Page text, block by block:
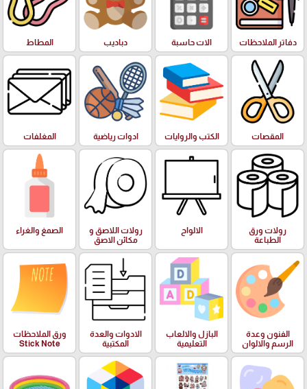
دفاتر الملاحظات الات حاسبة دباديب المطاط
المقصات الكتب والروايات ادوات رياضية المغلفات
رولات ورق
الطباعة
الالواح
رولات اللاصق و
مكائن الاصق
الصمغ والغراء
الفنون وعدة
الرسم والالوان
البازل والالعاب
التعليمية
الادوات والعدة
المكتبية
ورق الملاحظات
Stick Note